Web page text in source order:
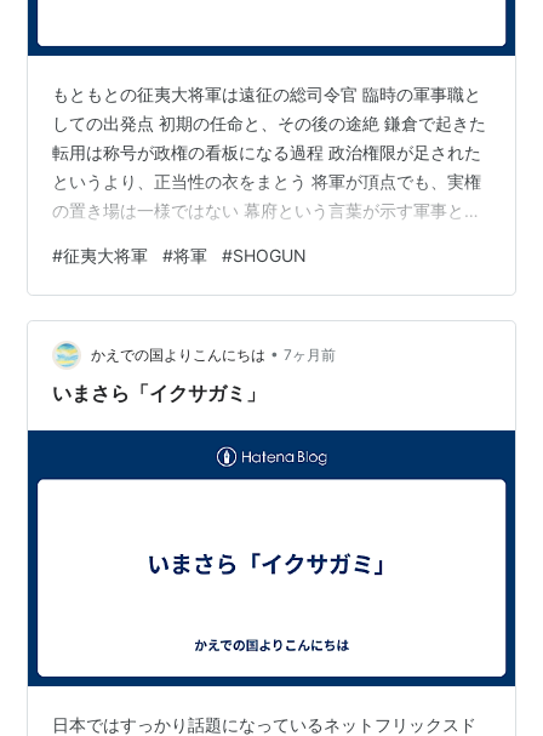
もともとの征夷大将軍は遠征の総司令官 臨時の軍事職と
しての出発点 初期の任命と、その後の途絶 鎌倉で起きた
転用は称号が政権の看板になる過程 政治権限が足された
というより、正当性の衣をまとう 将軍が頂点でも、実権
の置き場は一様ではない 幕府という言葉が示す軍事と政
ではなく、統治を公認する表示板 室町と江戸で政治色が
濃くなる 室町は将軍の権威と、実力者の分立が同居する
江戸は将軍が統治の中心として完成する 終わり方もまた
政治的だった 大政奉還から王政復古へ まとめ 征夷大将
軍という官職は、最初から「日本を統治するための政治
#征夷大将軍 #将軍 #SHOGUN
かえでの国よりこんにちは • 7ヶ月前
いまさら「イクサガミ」
日本ではすっかり話題になっているネットフリックスド